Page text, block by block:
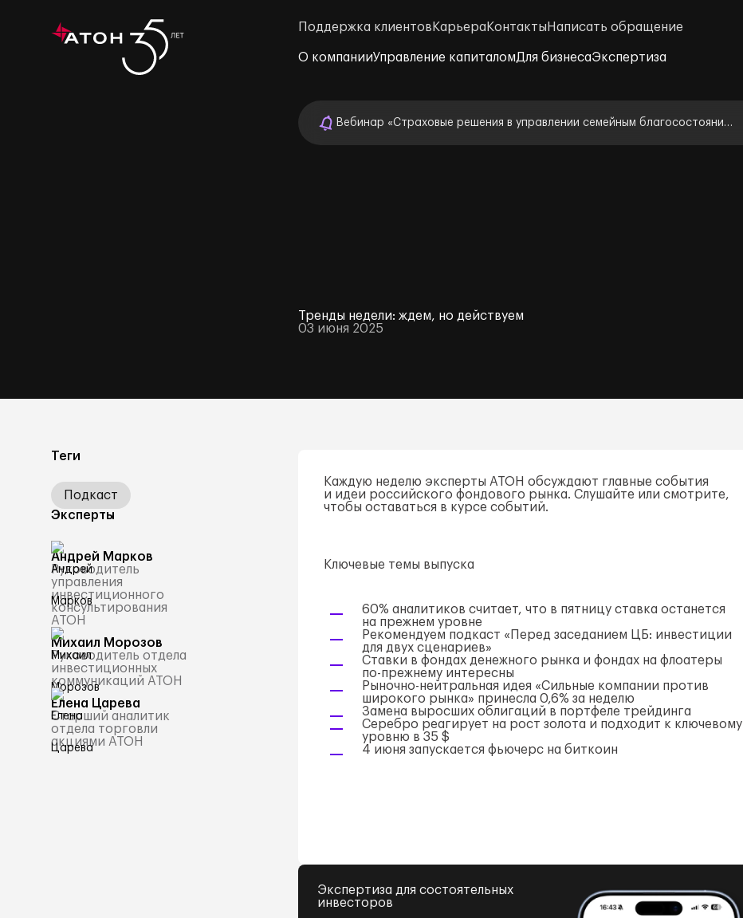
Поддержка клиентов Карьера Контакты Написать обращение
О компанииУправление капиталомДля бизнесаЭкспертиза
Вебинар «Страховые решения в управлении семейным благосостояние
Тренды недели: ждем, но действуем
03 июня 2025
Теги
Подкаст
Эксперты
Андрей Марков
Руководитель
управления
инвестиционного
консультирования
АТОН
Михаил Морозов
Руководитель отдела
инвестиционных
коммуникаций АТОН
Елена Царева
Старший аналитик
отдела торговли
акциями АТОН
Каждую неделю эксперты АТОН обсуждают главные события
и идеи российского фондового рынка. Слушайте или смотрите,
чтобы оставаться в курсе событий.
Ключевые темы выпуска
60% аналитиков считает, что в пятницу ставка останется
на прежнем уровне
Рекомендуем подкаст «Перед заседанием ЦБ: инвестиции
для двух сценариев»
Ставки в фондах денежного рынка и фондах на флоатеры
по-прежнемуинтересны
Рыночно-нейтральная идея «Сильные компании против
широкого рынка» принесла 0,6% за неделю
Замена выросших облигаций в портфеле трейдинга
Серебро реагирует на рост золота и подходит к ключевому
уровню в 35 $
4 июня запускается фьючерс на биткоин
Экспертиза для состоятельных
инвесторов